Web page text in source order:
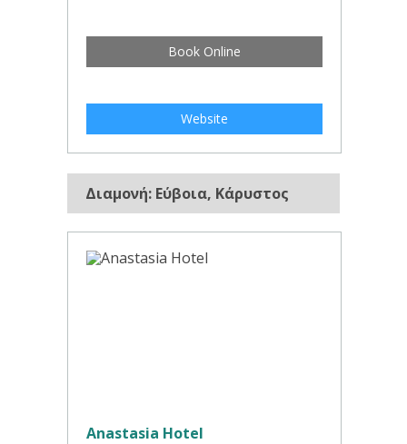
Book Online
Website
Διαμονή: Εύβοια, Κάρυστος
Anastasia Hotel